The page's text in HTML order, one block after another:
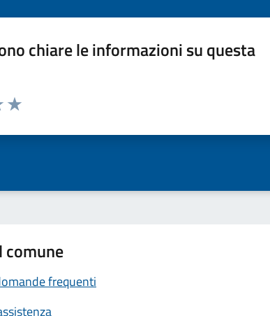
chiare le informazioni su questa
la pagina
comune
frequenti